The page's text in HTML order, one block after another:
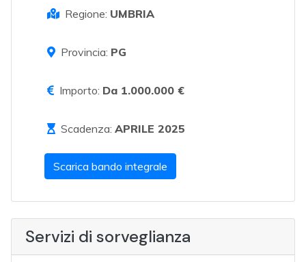
Regione: UMBRIA
Provincia: PG
Importo: Da 1.000.000 €
Scadenza: APRILE 2025
Scarica bando integrale
Servizi di sorveglianza